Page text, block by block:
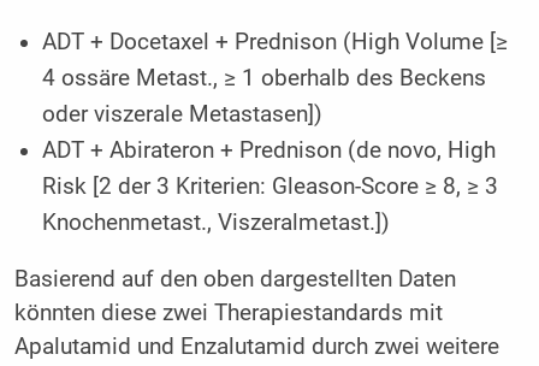
ADT + Docetaxel + Prednison (High Volume [≥
4 ossäre Metast., ≥ 1 oberhalb des Beckens
oder viszerale Metastasen])
ADT + Abirateron + Prednison (de novo, High
Risk [2 der 3 Kriterien: Gleason-Score ≥ 8, ≥ 3
Knochenmetast., Viszeralmetast.])
Basierend auf den oben dargestellten Daten
könnten diese zwei Therapiestandards mit
Apalutamid und Enzalutamid durch zwei weitere